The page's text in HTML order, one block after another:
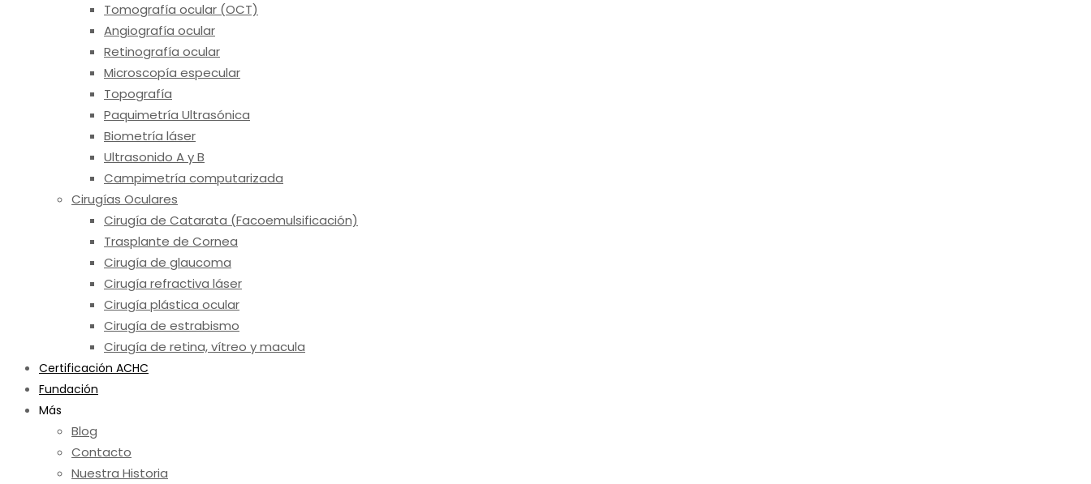
Tomografía ocular (OCT)
Angiografía ocular
Retinografía ocular
Microscopía especular
Topografía
Paquimetría Ultrasónica
Biometría láser
Ultrasonido A y B
Campimetría computarizada
Cirugías Oculares
Cirugía de Catarata (Facoemulsificación)
Trasplante de Cornea
Cirugía de glaucoma
Cirugía refractiva láser
Cirugía plástica ocular
Cirugía de estrabismo
Cirugía de retina, vítreo y macula
Certificación ACHC
Fundación
Más
Blog
Contacto
Nuestra Historia